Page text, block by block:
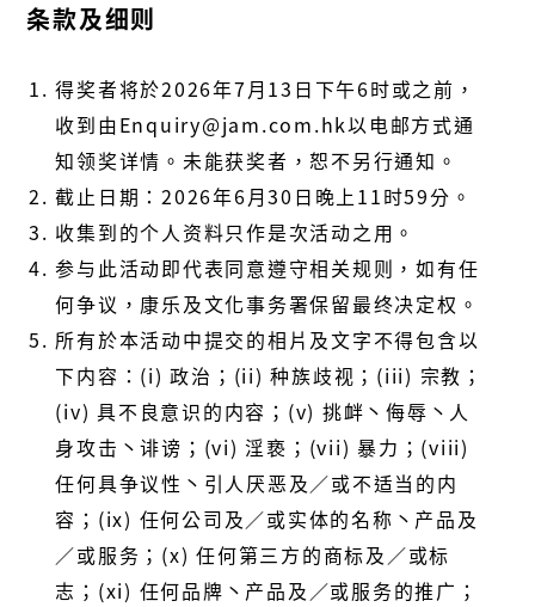
条款及细则
得奖者将於2026年7月 13 日下午6时或之前，
收到由Enquiry@jam.com.hk以电邮方式通
知领奖详情。未能获奖者，恕不另行通知。
截止日期：2026年6月30 日晚上11时59分。
收集到的个人资料只作是次活动之用。
参与此活动即代表同意遵守相关规则，如有任
何争议，康乐及文化事务署保留最终决定权。
所有於本活动中提交的相片及文字不得包含以
下内容： (i)政治； (ii)种族歧视； (iii) 宗教；
(iv)具不良意识的内容； (v) 挑衅丶侮辱丶人
身攻击丶诽谤； (vi)淫亵； (vii) 暴力； (viii)
任何具争议性丶引人厌恶及／或不适当的内
容； (ix) 任何公司及／或实体的名称丶产品及
／或服务； (x)任何第三方的商标及／或标
志； (xi) 任何品牌丶产品及／或服务的推广；